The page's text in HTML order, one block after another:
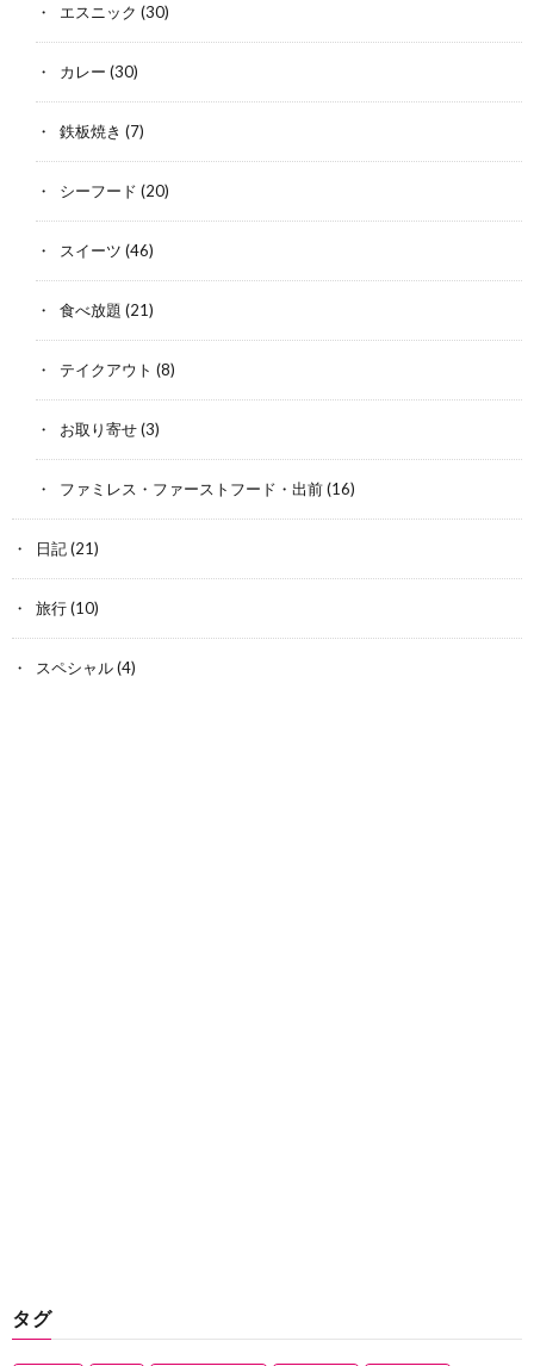
エスニック (30)
カレー (30)
鉄板焼き (7)
シーフード (20)
スイーツ (46)
食べ放題 (21)
テイクアウト (8)
お取り寄せ(3)
ファミレス・ファーストフード・出前(16)
日記(21)
旅行(10)
スペシャル(4)
タグ